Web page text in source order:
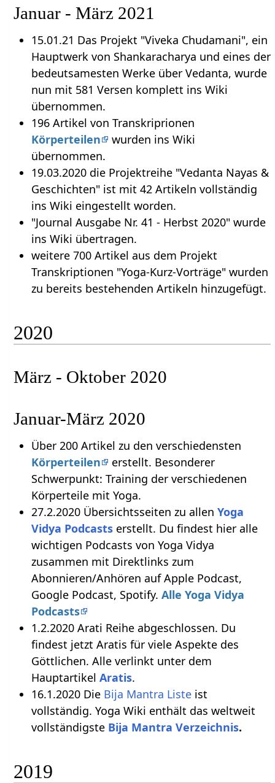
Januar - März 2021
15.01.21 Das Projekt "Viveka Chudamani", ein
Hauptwerk von Shankaracharya und eines der
bedeutsamesten Werke über Vedanta, wurde
nun mit 581 Versen komplett ins Wiki
übernommen.
196 Artikel von Transkriprionen
Körperteilen
wurden ins Wiki
übernommen.
19.03.2020 die Projektreihe "Vedanta Nayas &
Geschichten" ist mit 42 Artikeln vollständig
ins Wiki eingestellt worden.
"Journal Ausgabe Nr. 41 - Herbst 2020" wurde
ins Wiki übertragen.
weitere 700 Artikel aus dem Projekt
Transkriptionen "Yoga-Kurz-Vorträge" wurden
zu bereits bestehenden Artikeln hinzugefügt.
2020
März - Oktober 2020
Januar-März 2020
Über 200 Artikel zu den verschiedensten
Körperteilen
erstellt. Besonderer
Schwerpunkt: Training der verschiedenen
Körperteile mit Yoga.
27.2.2020 Übersichtsseiten zu allen Yoga
Vidya Podcastserstellt. Du findest hier alle
wichtigen Podcasts von Yoga Vidya
zusammen mit Direktlinks zum
Abonnieren/Anhören auf Apple Podcast,
Google Podcast, Spotify. Alle Yoga Vidya
Podcasts
1.2.2020 Arati Reihe abgeschlossen. Du
findest jetzt Aratis für viele Aspekte des
Göttlichen. Alle verlinkt unter dem
Hauptartikel Aratis.
16.1.2020 Die Bija Mantra Listeist
vollständig. Yoga Wiki enthält das weltweit
vollständigste Bija Mantra Verzeichnis.
2019